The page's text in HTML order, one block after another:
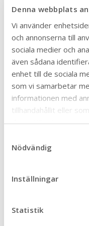
Denna webbplats
Vi använder
och annonserna till
sociala medier och
även sådana
enhet till de sociala
som vi samarbetar
informationen med
tillhandahållit eller
deras tjänster.
Nödvändig
Inställningar
Statistik
svara på engelska.
pappersenkäten
ser inte några
samlade resultatet.
Resultaten
Senast uppdaterad:
LinkeFace
Äldre och seniorer